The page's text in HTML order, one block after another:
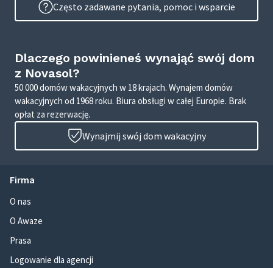
Często zadawane pytania, pomoc i wsparcie
Dlaczego powinieneś wynająć swój dom
z Novasol?
50 000 domów wakacyjnych w 18 krajach. Wynajem domów
wakacyjnych od 1968 roku. Biura obsługi w całej Europie. Brak
opłat za rezerwację.
Wynajmij swój dom wakacyjny
Firma
O nas
O Awaze
Prasa
Logowanie dla agencji